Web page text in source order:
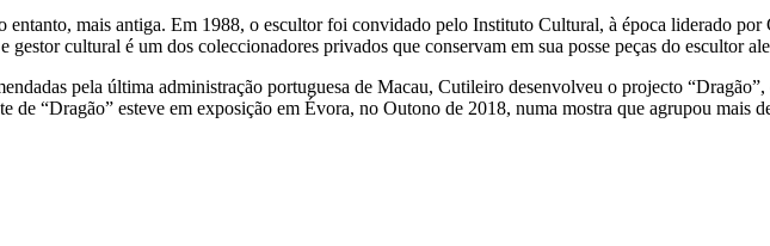
mais antiga. Em 1988, o escultor foi convidado pelo Instituto Cultural, à época liderado
cultural é um dos coleccionadores privados que conservam em sua posse peças do escultor
pela última administração portuguesa de Macau, Cutileiro desenvolveu o projecto
de “Dragão” esteve em exposição em Évora, no Outono de 2018, numa mostra que agrupou mais